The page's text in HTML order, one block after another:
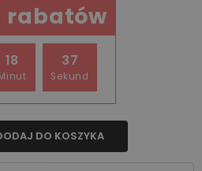
rabatów
18 36
Sekund
DO KOSZYKA